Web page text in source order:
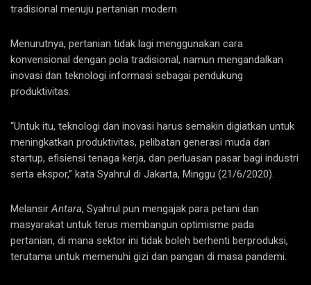
tradisional menuju pertanian modern.
Menurutnya, pertanian tidak lagi menggunakan cara
konvensional dengan pola tradisional, namun mengandalkan
inovasi dan teknologi informasi sebagai pendukung
produktivitas.
“Untuk itu, teknologi dan inovasi harus semakin digiatkan untuk
meningkatkan produktivitas, pelibatan generasi muda dan
startup, efisiensi tenaga kerja, dan perluasan pasar bagi industri
serta ekspor,” kata Syahrul di Jakarta, Minggu (21/6/2020).
MelansirAntara, Syahrul pun mengajak para petani dan
masyarakat untuk terus membangun optimisme pada
pertanian, di mana sektor ini tidak boleh berhenti berproduksi,
terutama untuk memenuhi gizi dan pangan di masa pandemi.